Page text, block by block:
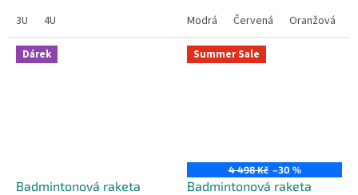
odehrání a svižnou rychlost. Ve
skutečnosti je tato...
3U 4U
průchodkami, supertenkou
grafitovou...
Modrá Červená Oranžová
Dárek
Badmintonová raketa
Summer Sale
4 498 Kč –30 %
Badmintonová raketa